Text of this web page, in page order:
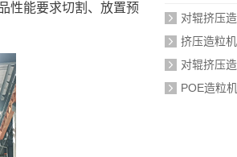
性能要求切割、放置预